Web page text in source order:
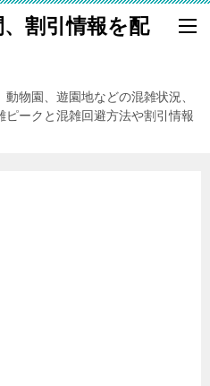
割引情報を配
物園、遊園地などの混雑状況、
ークと混雑回避方法や割引情報